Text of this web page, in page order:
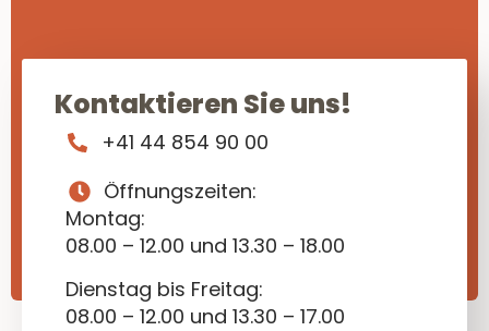
Kontaktieren Sie uns!
+41 44 854 90 00
Öffnungszeiten:
Montag:
08.00 – 12.00 und 13.30 – 18.00
Dienstag bis Freitag:
08.00 – 12.00 und 13.30 – 17.00